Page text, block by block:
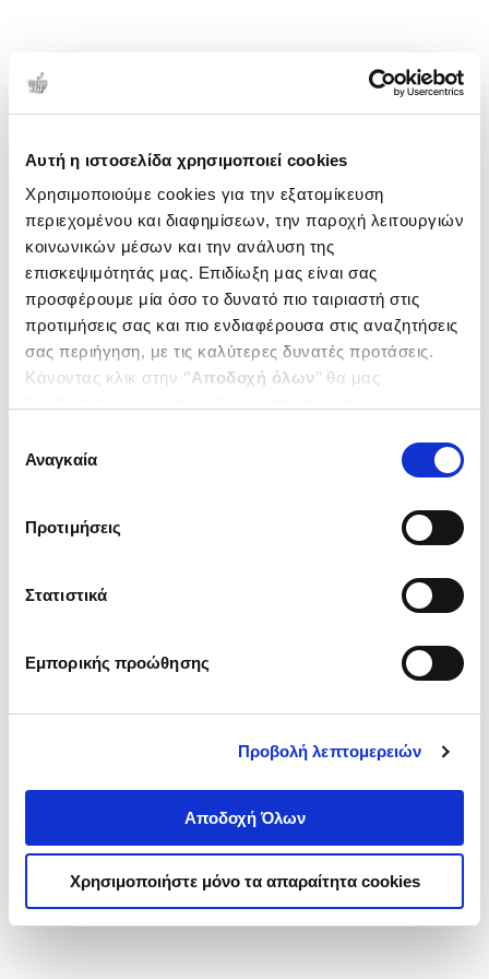
Αυτή η ιστοσελίδα χρησιμοποιεί cookies
Χρησιμοποιούμε cookies για την εξατομίκευση
περιεχομένου και διαφημίσεων, την παροχή λειτουργιών
κοινωνικών μέσων και την ανάλυση της
επισκεψιμότητάς μας. Επιδίωξη μας είναι σας
προσφέρουμε μία όσο το δυνατό πιο ταιριαστή στις
προτιμήσεις σας και πιο ενδιαφέρουσα στις αναζητήσεις
σας περιήγηση, με τις καλύτερες δυνατές προτάσεις.
Κάνοντας κλικ στην ‘’Αποδοχή όλων’’ θα μας
ενδιαφέρουν και να επιλέξετε από τα παρακάτω με την
΄΄και να ενημερωθείτε σχετικά με
συγκατάθεσης
Αναγκαία
Προτιμήσεις
Στατιστικά
Εμπορικής προώθησης
Προβολή λεπτομερειών
Αποδοχή Όλων
Χρησιμοποιήστε μόνο τα απαραίτητα cookies